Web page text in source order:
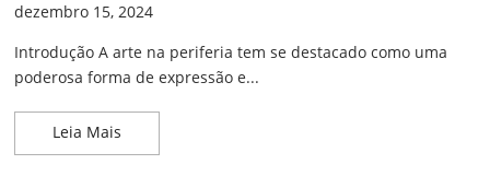
dezembro 15, 2024
Introdução A arte na periferia tem se destacado como uma
poderosa forma de expressão e...
Leia Mais